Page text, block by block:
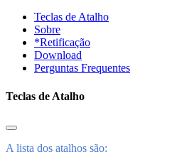
Teclas de Atalho
Sobre
*Retificação
Download
Perguntas Frequentes
Teclas de Atalho
A lista dos atalhos são: